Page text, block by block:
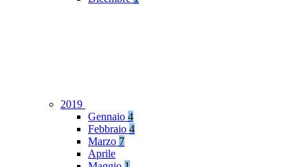
2019
Gennaio 4
Febbraio 4
Marzo 7
Aprile